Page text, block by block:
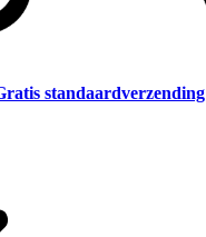
standaardverzending